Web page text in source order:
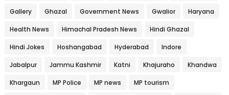
Gallery Ghazal Government News Gwalior Haryana
Health News Himachal Pradesh News Hindi Ghazal
Hindi Jokes Hoshangabad Hyderabad Indore
Jabalpur Jammu Kashmir Katni Khajuraho Khandwa
Khargaun MP Police MP news MP tourism